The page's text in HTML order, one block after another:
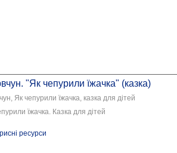
"Як чепурили їжачка" (казка)
Як чепурили їжачка, казка для дітей
їжачка. Казка для дітей
ресурси